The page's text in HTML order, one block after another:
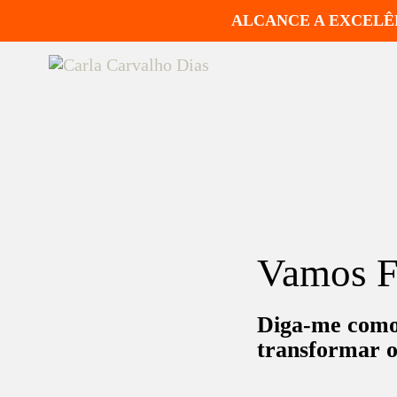
ALCANCE A
Vamos
Diga-me
transformar